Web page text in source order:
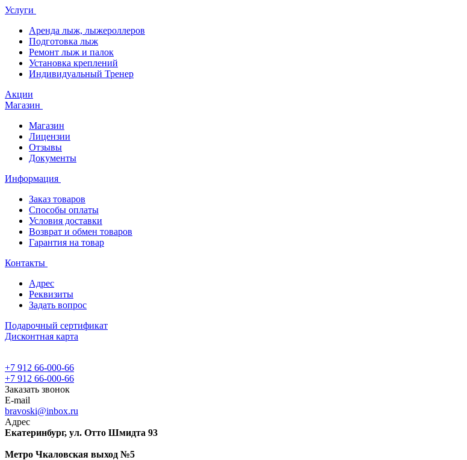
Услуги
Аренда лыж, лыжероллеров
Подготовка лыж
Ремонт лыж и палок
Установка креплений
Индивидуальный Тренер
Акции
Магазин
Магазин
Лицензии
Отзывы
Документы
Информация
Заказ товаров
Способы оплаты
Условия доставки
Возврат и обмен товаров
Гарантия на товар
Контакты
Адрес
Реквизиты
Задать вопрос
Подарочный сертификат
Дисконтная карта
+7 912 66-000-66
+7 912 66-000-66
Заказать звонок
E-mail
bravoski@inbox.ru
Адрес
Екатеринбург, ул. Отто Шмидта 93
Метро Чкаловская выход №5